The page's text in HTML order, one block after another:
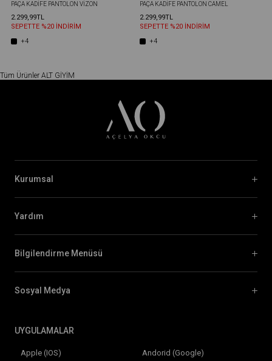
PAÇA KADIFE PANTOLON VIZON
2.299,99TL
SEPETTE %20 İNDİRİM
+4
PAÇA KADIFE PANTOLON CAMEL
2.299,99TL
SEPETTE %20 İNDİRİM
+4
Tüm Ürünler ALT GİYİM
Kurumsal
Yardım
Bilgilendirme Menüsü
Sosyal Medya
UYGULAMALAR
Apple (IOS) Andorid (Google)